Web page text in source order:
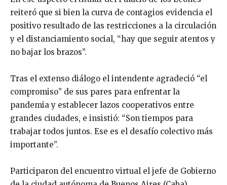
reiteró que si bien la curva de contagios evidencia el
positivo resultado de las restricciones a la circulación
y el distanciamiento social, “hay que seguir atentos y
no bajar los brazos”.
Tras el extenso diálogo el intendente agradeció “el
compromiso” de sus pares para enfrentar la
pandemia y establecer lazos cooperativos entre
grandes ciudades, e insistió: “Son tiempos para
trabajar todos juntos. Ese es el desafío colectivo más
importante”.
Participaron del encuentro virtual el jefe de Gobierno